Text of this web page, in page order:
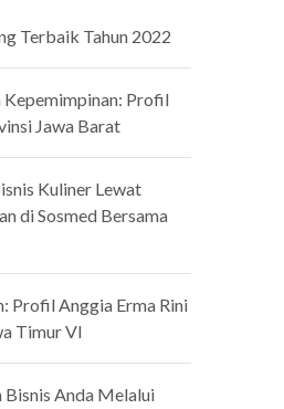
Terbaik Tahun 2022
Profil
Jawa Barat
Kuliner Lewat
di Sosmed Bersama
Profil Anggia Erma Rini
Timur VI
Anda Melalui